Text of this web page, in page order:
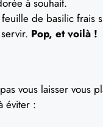
de basilic frais
Pop, et voilà !
vous laisser vous
éviter :